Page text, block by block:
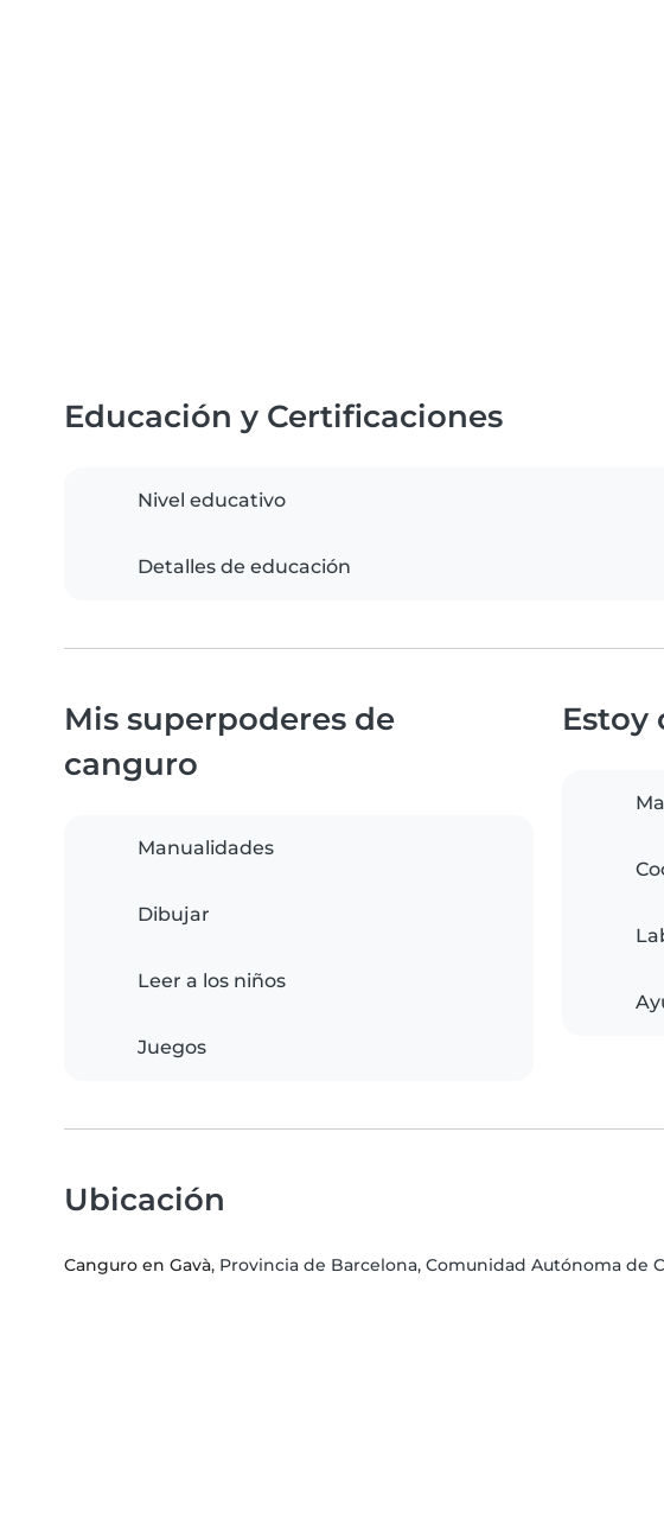
Educación y Certificaciones
Nivel educativo
Detalles de educación
Mis superpoderes de
canguro
Manualidades
Dibujar
Leer a los niños
Juegos
Estoy
Ubicación
Canguro en Gavà, Provincia de Barcelona, Comunidad Autónoma de